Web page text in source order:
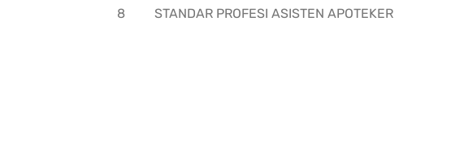
8 STANDAR PROFESI ASISTEN APOTEKER